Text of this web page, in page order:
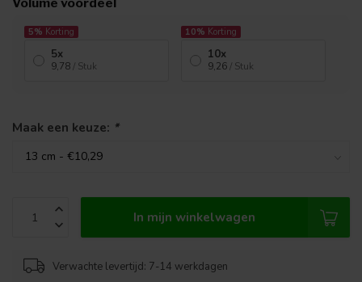
5% Korting
5x
9,78/ Stuk
10% Korting
10x
9,26/ Stuk
Maak een keuze: *
In mijn winkelwagen
Verwachte levertijd: 7-14 werkdagen